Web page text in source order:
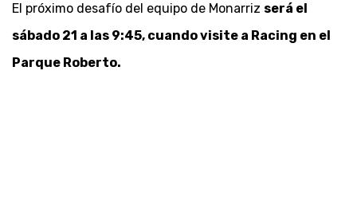
El próximo desafío del equipo de Monarriz será el
sábado 21 a las 9:45, cuando visite a Racing en el
Parque Roberto.